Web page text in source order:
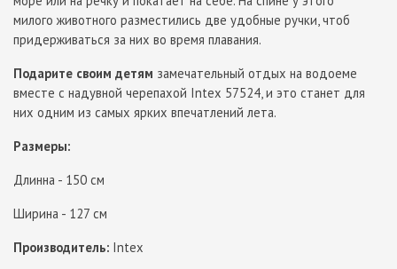
милого животного разместились две удобные ручки, чтоб
придерживаться за них во время плавания.
Подарите своим детям замечательный отдых на водоеме
вместе с надувной черепахой Intex 57524, и это станет для
них одним из самых ярких впечатлений лета.
Размеры:
Длинна - 150 см
Ширина - 127 см
Производитель: Intex